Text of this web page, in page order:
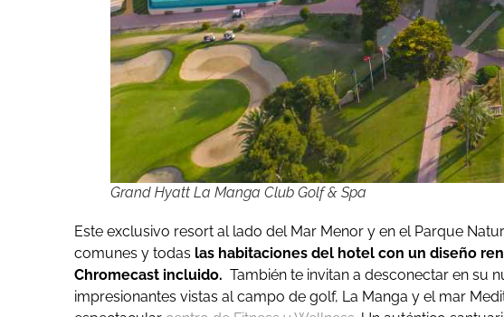
Grand Hyatt La Manga Club Golf & Spa
Este exclusivo resort al lado del Mar Menor y en el Parque
comunes y todas las habitaciones del hotel con un diseño
Chromecast incluido. También te invitan a desconectar en su
impresionantes vistas al campo de golf, La Manga y el mar